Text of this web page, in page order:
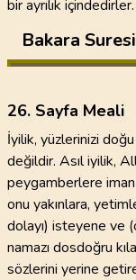
bir ayrılık içindedirler.
Bakara
26. Sayfa Meali
İyilik, yüzlerinizi
değildir. Asıl iyilik,
peygamberlere
onu yakınlara,
dolayı) isteyene ve
namazı dosdoğru
sözlerini yerine